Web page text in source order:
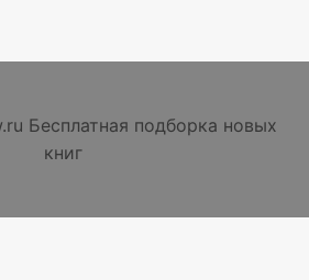
Бесплатная подборка новых
книг